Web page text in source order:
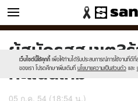
ข่าว
เว็บไซต์นี้ใช้คุกกี้ เพื่อให้ท่านได้รับประสบการณ์การใช้งานที่ดี
ของเรา โปรดศึกษาเพิ่มเติมที่ นโยบายความเป็นส่วนตัว และ
Sanook
//s.isanook.com/sr/0/images/logo-
new-
sanook.png
600
60
ผู้สมัครสส.เขต3
คะแนนใหม่
05 ก.ค. 54 (18:54 น.)